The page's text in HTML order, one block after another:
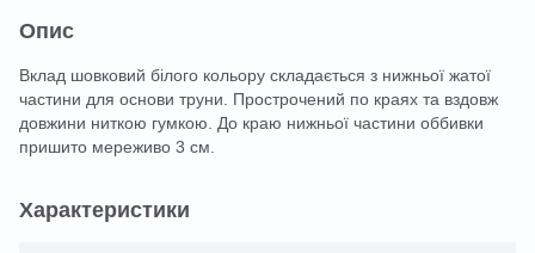
Опис
Вклад шовковий білого кольору складається з нижньої жатої
частини для основи труни. Прострочений по краях та вздовж
довжини ниткою гумкою. До краю нижньої частини оббивки
пришито мереживо 3 см.
Характеристики